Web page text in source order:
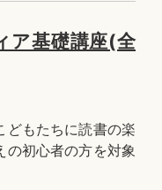
ア基礎講座(全
どもたちに読書の楽
の初心者の方を対象